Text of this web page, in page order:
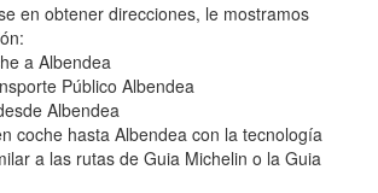
en obtener direcciones, le mostramos
a Albendea
Público Albendea
Albendea
coche hasta Albendea con la tecnología
a las rutas de Guia Michelin o la Guia